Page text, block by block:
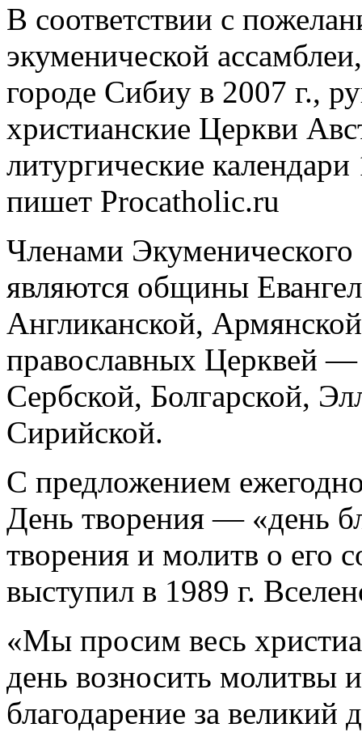
В соответствии с
экуменической
городе Сибиу в 2007 г.,
христианские Церкви
литургические
пишет Procatholic.ru
Членами
являются общины
Англиканской,
православных Церквей
Сербской, Болгарской,
Сирийской.
С предложением
День творения — «день
творения и молитв о его
выступил в 1989 г.
«Мы просим весь
день возносить молитвы
благодарение за